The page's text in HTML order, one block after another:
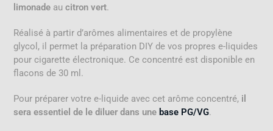
limonade aucitron vert.
Réalisé à partir d’arômes alimentaires et de propylène
glycol, il permet la préparation DIY de vos propres e-liquides
pour cigarette électronique. Ce concentré est disponible en
flacons de 30 ml.
Pour préparer votre e-liquide avec cet arôme concentré, il
sera essentiel de le diluer dans une base PG/VG.